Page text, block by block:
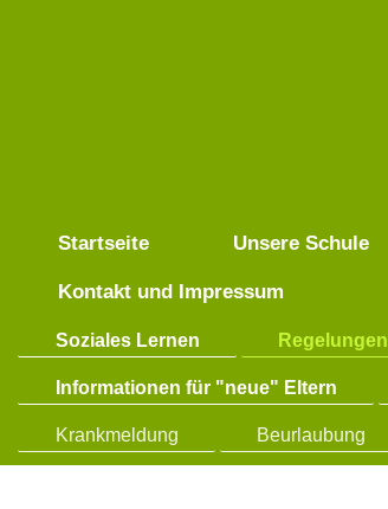
Startseite Unsere Schule
Kontakt und Impressum
Soziales Lernen Regelungen
Informationen für "neue" Eltern
Krankmeldung Beurlaubung